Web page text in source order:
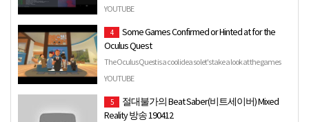
YOUTUBE
4
Some Games Confirmed or Hinted at for the
Oculus Quest
The Oculus Quest is a cool idea so let's take a look at the games
confirmed or hinted at on that platform Gaming Channel…
YOUTUBE
5
절대불가의 Beat Saber(비트세이버) Mixed
Reality 방송 190412